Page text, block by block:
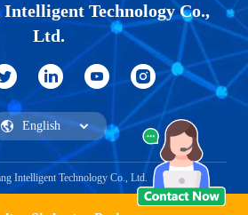
Technology Co.,
Ltd.
Intelligent Technology Co., Ltd.